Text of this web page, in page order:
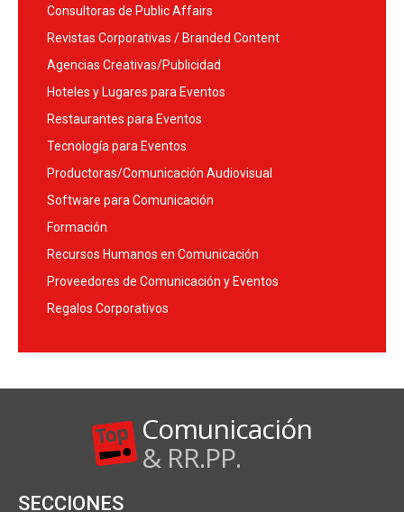
Consultoras de Public Affairs
Revistas Corporativas / Branded Content
Agencias Creativas/Publicidad
Hoteles y Lugares para Eventos
Restaurantes para Eventos
Tecnología para Eventos
Productoras/Comunicación Audiovisual
Software para Comunicación
Formación
Recursos Humanos en Comunicación
Proveedores de Comunicación y Eventos
Regalos Corporativos
Comunicación
& RR.PP.
SECCIONES